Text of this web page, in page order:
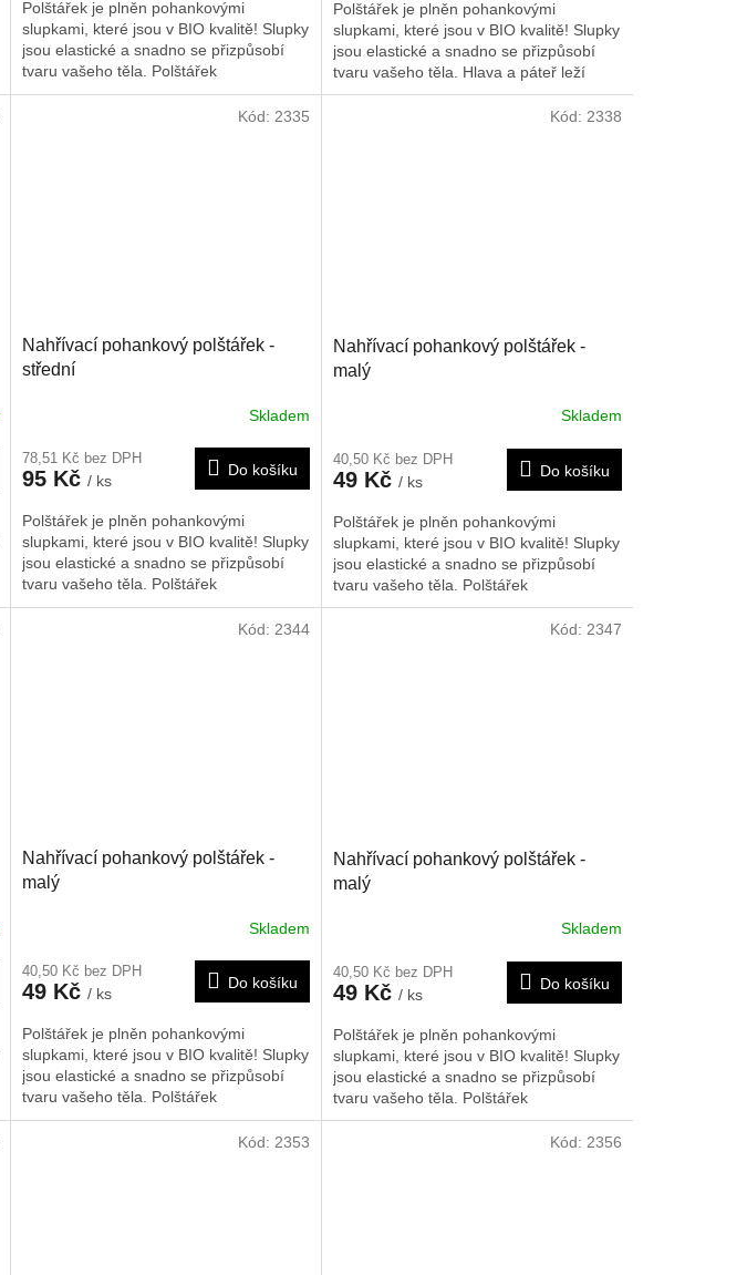
Polštářek je plněn pohankovými
slupkami, které jsou v BIO kvalitě! Slupky
jsou elastické a snadno se přizpůsobí
tvaru vašeho těla. Polštářek
doporučujeme nahřát na radiátorech, v
mikrovlnné troubě nebo slunci. Je možné
Polštářek je plněn pohankovými
slupkami, které jsou v BIO kvalitě! Slupky
jsou elastické a snadno se přizpůsobí
tvaru vašeho těla. Hlava a páteř leží
měkce a jsou celou noc optimálně
opřeny. Tak se může svalstvo, především
Nahřívací pohankový polštářek -
střední
Skladem
78,51 Kč bez DPH
95 Kč / ks
Do košíku
Polštářek je plněn pohankovými
slupkami, které jsou v BIO kvalitě! Slupky
jsou elastické a snadno se přizpůsobí
tvaru vašeho těla. Polštářek
doporučujeme nahřát na radiátorech, v
mikrovlnné troubě nebo slunci. Je možné
Kód: 2335
Nahřívací pohankový polštářek -
malý
Skladem
40,50 Kč bez DPH
49 Kč / ks
Do košíku
Polštářek je plněn pohankovými
slupkami, které jsou v BIO kvalitě! Slupky
jsou elastické a snadno se přizpůsobí
tvaru vašeho těla. Polštářek
doporučujeme nahřát na radiátorech, v
mikrovlnné troubě nebo slunci. Je možné
Kód: 2338
Nahřívací pohankový polštářek -
malý
Skladem
40,50 Kč bez DPH
49 Kč / ks
Do košíku
Polštářek je plněn pohankovými
slupkami, které jsou v BIO kvalitě! Slupky
jsou elastické a snadno se přizpůsobí
tvaru vašeho těla. Polštářek
doporučujeme nahřát na radiátorech, v
mikrovlnné troubě nebo slunci. Je možné
Kód: 2344
Nahřívací pohankový polštářek -
malý
Skladem
40,50 Kč bez DPH
49 Kč / ks
Do košíku
Polštářek je plněn pohankovými
slupkami, které jsou v BIO kvalitě! Slupky
jsou elastické a snadno se přizpůsobí
tvaru vašeho těla. Polštářek
doporučujeme nahřát na radiátorech, v
mikrovlnné troubě nebo slunci. Je možné
Kód: 2347
Kód: 2353 Kód: 2356